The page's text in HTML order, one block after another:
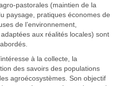
pastorales (maintien de la
paysage, pratiques économes de
de l’environnement,
aux réalités locales) sont
à la collecte, la
des savoirs des populations
agroécosystèmes. Son objectif